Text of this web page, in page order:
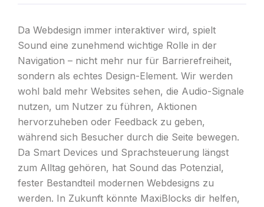
Da Webdesign immer interaktiver wird, spielt
Sound eine zunehmend wichtige Rolle in der
Navigation – nicht mehr nur für Barrierefreiheit,
sondern als echtes Design-Element. Wir werden
wohl bald mehr Websites sehen, die Audio-Signale
nutzen, um Nutzer zu führen, Aktionen
hervorzuheben oder Feedback zu geben,
während sich Besucher durch die Seite bewegen.
Da Smart Devices und Sprachsteuerung längst
zum Alltag gehören, hat Sound das Potenzial,
fester Bestandteil modernen Webdesigns zu
werden. In Zukunft könnte MaxiBlocks dir helfen,